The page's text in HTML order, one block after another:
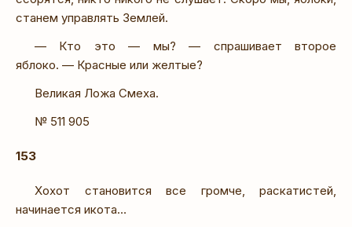
станем управлять Землей.
— Кто это — мы? — спрашивает второе
яблоко. — Красные или желтые?
Великая Ложа Смеха.
№ 511 905
153
Хохот становится все громче, раскатистей,
начинается икота…